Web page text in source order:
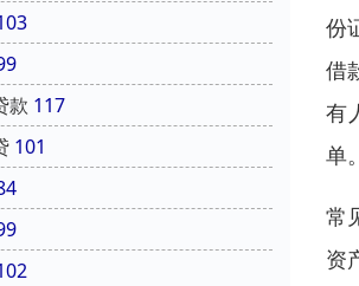
款 117
101
份
借
有
单
常
资